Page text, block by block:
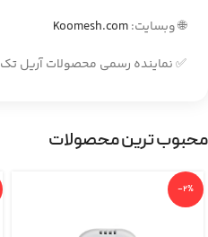
🌐 وبسایت:Koomesh.com
✅ نماینده رسمی محصولات آریل تک ARIELTECH
محبوب ترین محصولات
-2%